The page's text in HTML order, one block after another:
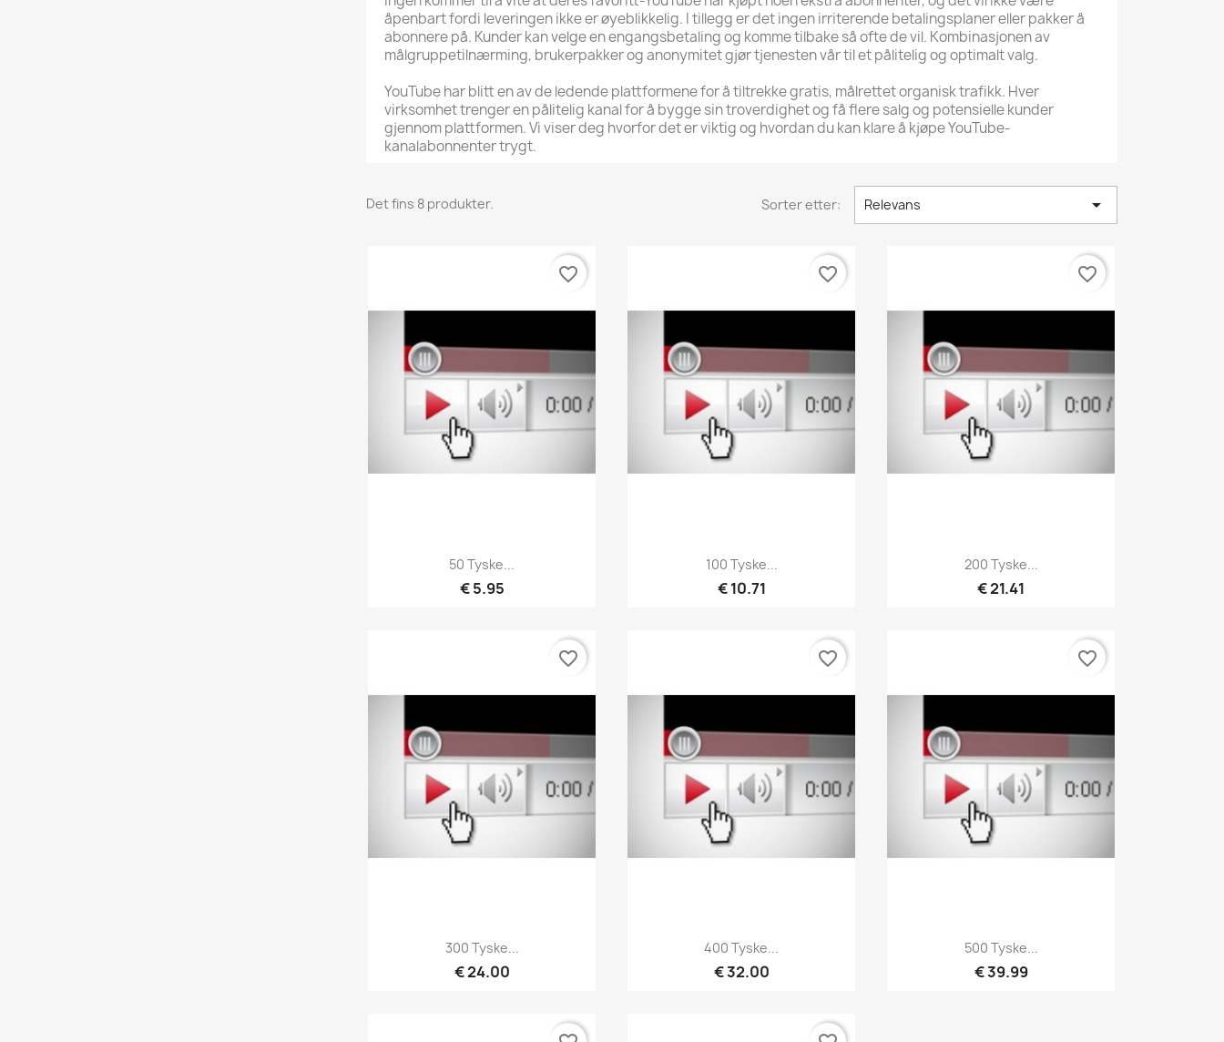
åpenbart fordi leveringen ikke er øyeblikkelig. I tillegg er det ingen irriterende betalingsplaner eller pakker å
abonnere på. Kunder kan velge en engangsbetaling og komme tilbake så ofte de vil. Kombinasjonen av
målgruppetilnærming, brukerpakker og anonymitet gjør tjenesten vår til et pålitelig og optimalt valg.
YouTube har blitt en av de ledende plattformene for å tiltrekke gratis, målrettet organisk trafikk. Hver
virksomhet trenger en pålitelig kanal for å bygge sin troverdighet og få flere salg og potensielle kunder
gjennom plattformen. Vi viser deg hvorfor det er viktig og hvordan du kan klare å kjøpe YouTube-
kanalabonnenter trygt.
Det fins 8 produkter. Sorter etter: Relevans 
Hurtigvisning
50 Tyske...
€ 5.95
favorite_border
Hurtigvisning
100 Tyske...
€ 10.71
favorite_border
Hurtigvisning
200 Tyske...
€ 21.41
favorite_border
Hurtigvisning
300 Tyske...
€ 24.00
favorite_border
Hurtigvisning
400 Tyske...
€ 32.00
favorite_border
Hurtigvisning
500 Tyske...
€ 39.99
favorite_border